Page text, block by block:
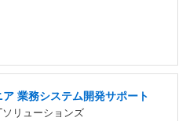
業務システム開発サポート
リューションズ